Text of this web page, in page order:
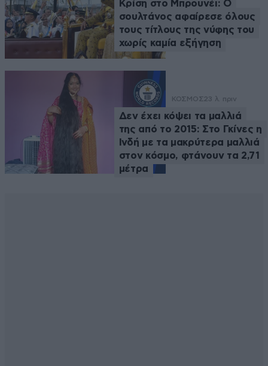
Κρίση στο Μπρουνέι: Ο
σουλτάνος αφαίρεσε όλους
τους τίτλους της νύφης του
χωρίς καμία εξήγηση
ΚΟΣΜΟΣ23 λ. πριν
Δεν έχει κόψει τα μαλλιά
της από το 2015: Στο Γκίνες η
Ινδή με τα μακρύτερα μαλλιά
στον κόσμο, φτάνουν τα 2,71
μέτρα